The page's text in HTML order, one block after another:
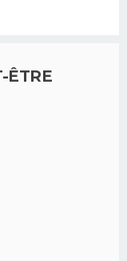
ÊTRE